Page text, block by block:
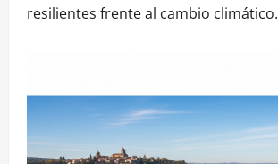
resilientes frente al cambio climático.